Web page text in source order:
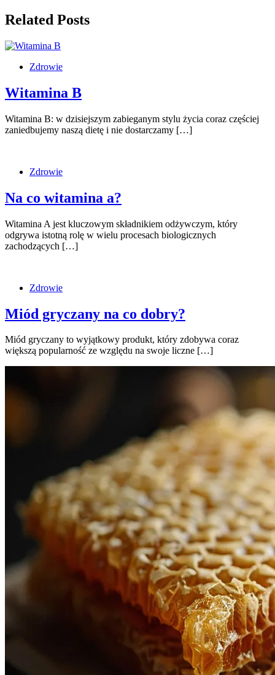
Related Posts
Zdrowie
Witamina B
Witamina B: w dzisiejszym zabieganym stylu życia coraz częściej
zaniedbujemy naszą dietę i nie dostarczamy […]
Zdrowie
Na co witamina a?
Witamina A jest kluczowym składnikiem odżywczym, który
odgrywa istotną rolę w wielu procesach biologicznych
zachodzących […]
Zdrowie
Miód gryczany na co dobry?
Miód gryczany to wyjątkowy produkt, który zdobywa coraz
większą popularność ze względu na swoje liczne […]